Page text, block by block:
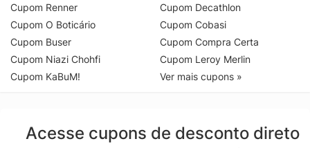
Cupom Renner
Cupom O Boticário
Cupom Buser
Cupom Niazi Chohfi
Cupom KaBuM!
Cupom Decathlon
Cupom Cobasi
Cupom Compra Certa
Cupom Leroy Merlin
Ver mais cupons »
Acesse cupons de desconto direto